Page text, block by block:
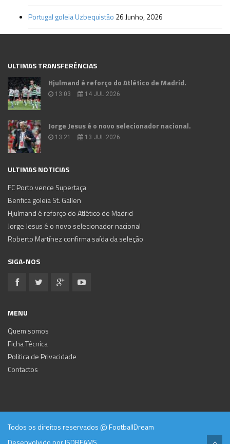
Portugal goleia Uzbequistão 26 Junho, 2026
ULTIMAS TRANSFERÊNCIAS
Hjulmand é reforço do Atlético de Madrid.
13:03 14 JUL 2026
Jorge Jesus é o novo selecionador nacional.
13:21 13 JUL 2026
ULTIMAS NOTICIAS
FC Porto vence Supertaça
Benfica goleia St. Gallen
Hjulmand é reforço do Atlético de Madrid
Jorge Jesus é o novo selecionador nacional
Roberto Martínez confirma saída da seleção
SIGA-NOS
MENU
Quem somos
Ficha Técnica
Politica de Privacidade
Contactos
Todos os direitos reservados @ FootballDream